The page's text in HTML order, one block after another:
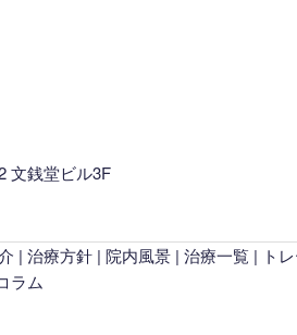
文銭堂ビル3F
治療方針 院内風景 治療一覧 ト
ラム